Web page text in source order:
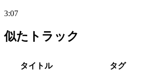
3:07
似たトラック
タイトル タグ